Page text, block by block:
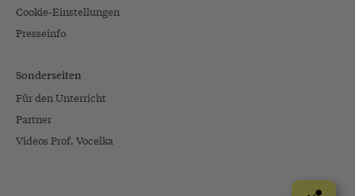
Cookie-Einstellungen
Presseinfo
Sonderseiten
Für den Unterricht
Partner
Videos Prof. Vocelka